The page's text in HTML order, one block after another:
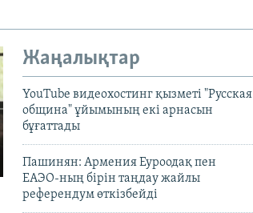
Жаңалықтар
YouTube видеохостинг қызметі "Русская
община" ұйымының екі арнасын
бұғаттады
Пашинян: Армения Еуроодақ пен
ЕАЭО-ның бірін таңдау жайлы
референдум өткізбейді